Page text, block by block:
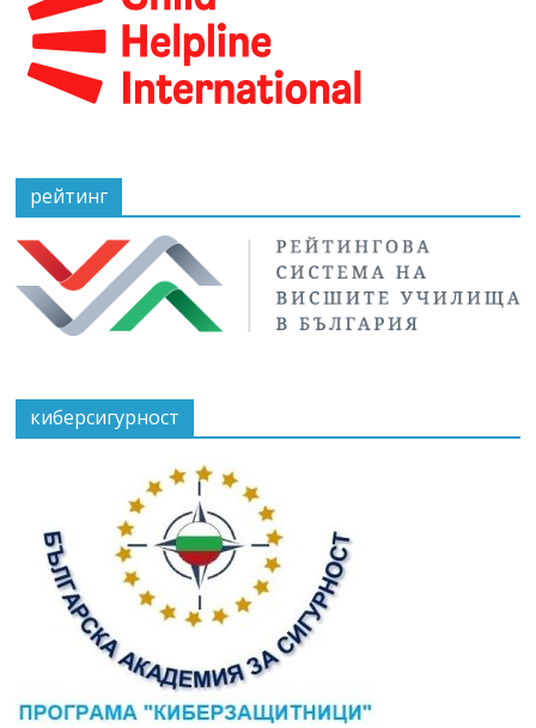
рейтинг
киберсигурност